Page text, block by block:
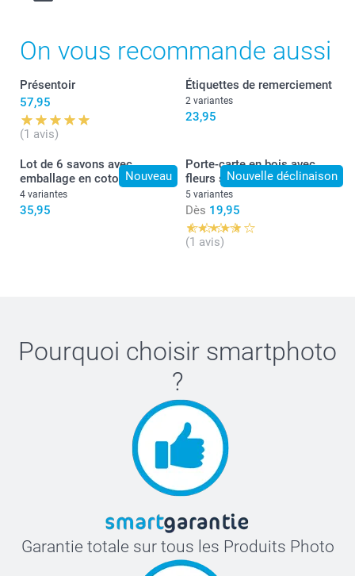
On vous recommande aussi
Présentoir
57,95
(1 avis)
Étiquettes de remerciement
2 variantes
23,95
Nouveau
Lot de 6 savons avec
emballage en coton
4 variantes
35,95
Nouvelle déclinaison
Porte-carte en bois avec
fleurs séchées
5 variantes
Dès 19,95
(1 avis)
Pourquoi choisir smartphoto
?
Garantie totale sur tous les Produits Photo